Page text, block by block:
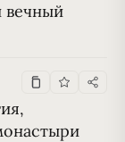
вечный